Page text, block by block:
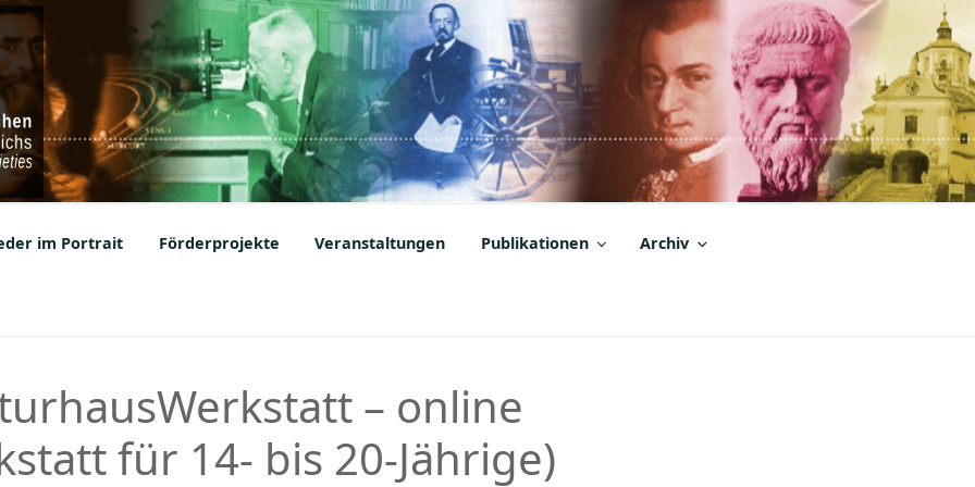
Societies
im Portrait Förderprojekte Veranstaltungen Publikationen Archiv
– online
für 14- bis 20-Jährige)